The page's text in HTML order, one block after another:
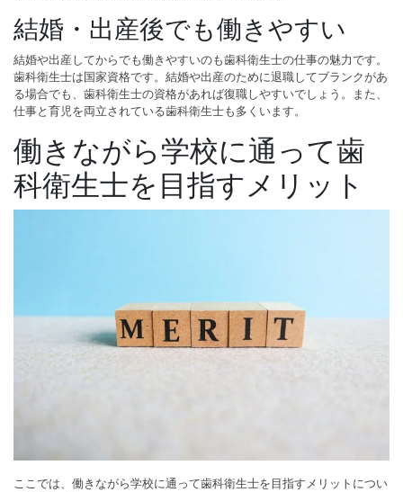
結婚・出産後でも働きやすい
結婚や出産してからでも働きやすいのも歯科衛生士の仕事の魅力です。
歯科衛生士は国家資格です。結婚や出産のために退職してブランクがあ
る場合でも、歯科衛生士の資格があれば復職しやすいでしょう。また、
仕事と育児を両立されている歯科衛生士も多くいます。
働きながら学校に通って歯
科衛生士を目指すメリット
ここでは、働きながら学校に通って歯科衛生士を目指すメリットについ